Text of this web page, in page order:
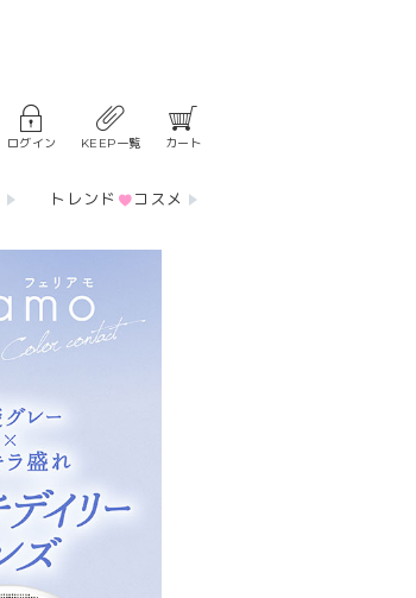
ログイン KEEP一覧 カート
トレンド コスメ